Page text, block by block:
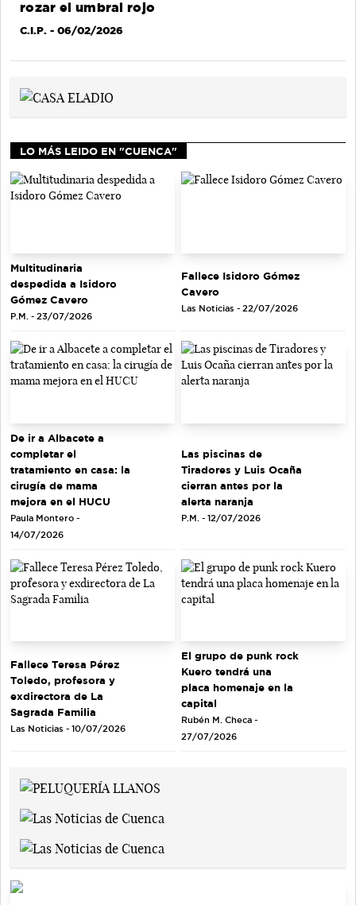
rozar el umbral rojo
C.I.P. - 06/02/2026
LO MÁS LEIDO EN "CUENCA"
Multitudinaria
despedida a Isidoro
Gómez Cavero
P.M. - 23/07/2026
Fallece Isidoro Gómez
Cavero
Las Noticias - 22/07/2026
De ir a Albacete a
completar el
tratamiento en casa: la
cirugía de mama
mejora en el HUCU
Paula Montero -
14/07/2026
Las piscinas de
Tiradores y Luis Ocaña
cierran antes por la
alerta naranja
P.M. - 12/07/2026
Fallece Teresa Pérez
Toledo, profesora y
exdirectora de La
Sagrada Familia
Las Noticias - 10/07/2026
El grupo de punk rock
Kuero tendrá una
placa homenaje en la
capital
Rubén M. Checa -
27/07/2026